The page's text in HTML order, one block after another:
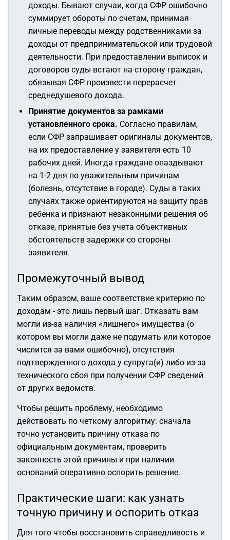
доходы. Бывают случаи, когда СФР ошибочно
суммирует обороты по счетам, принимая
личные переводы между родственниками за
доходы от предпринимательской или трудовой
деятельности. При предоставлении выписок и
договоров суды встают на сторону граждан,
обязывая СФР произвести перерасчет
среднедушевого дохода.
Принятие документов за рамками
установленного срока. Согласно правилам,
если СФР запрашивает оригиналы документов,
на их предоставление у заявителя есть 10
рабочих дней. Иногда граждане опаздывают
на 1-2 дня по уважительным причинам
(болезнь, отсутствие в городе). Суды в таких
случаях также ориентируются на защиту прав
ребенка и признают незаконными решения об
отказе, принятые без учета объективных
обстоятельств задержки со стороны
заявителя.
Промежуточный вывод
Таким образом, ваше соответствие критерию по
доходам - это лишь первый шаг. Отказать вам
могли из-за наличия «лишнего» имущества (о
котором вы могли даже не подумать или которое
числится за вами ошибочно), отсутствия
подтвержденного дохода у супруга(и) либо из-за
технического сбоя при получении СФР сведений
от других ведомств.
Чтобы решить проблему, необходимо
действовать по четкому алгоритму: сначала
точно установить причину отказа по
официальным документам, проверить
законность этой причины и при наличии
оснований оперативно оспорить решение.
Практические шаги: как узнать
точную причину и оспорить отказ
Для того чтобы восстановить справедливость и